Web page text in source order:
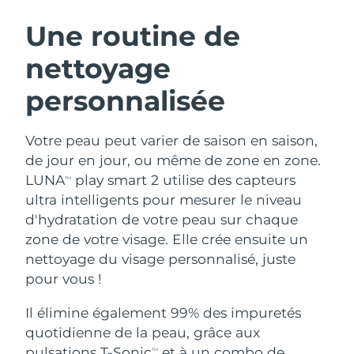
Une routine de
nettoyage
personnalisée
Votre peau peut varier de saison en saison,
de jour en jour, ou même de zone en zone.
LUNATM
play smart 2 utilise des capteurs
ultra intelligents pour mesurer le niveau
d'hydratation de votre peau sur chaque
zone de votre visage. Elle crée ensuite un
nettoyage du visage personnalisé, juste
pour vous !
Il élimine également 99% des impuretés
quotidienne de la peau, grâce aux
TM
Nettoyage du visage
Anti-aging massage
LUNA™ 4 Plus
Massage, LED heating
LUNA™ 4 Men
Lifting
Microcurrent toning
BEAR™ 2 go
Microcurrent toning on-the-go
BEAR™ 2 eyes & lips
Hydratation
UFO™ 3 coffret
Deep facial hydration
Near-infrared and red light therapy
device
Soin bucco-dentaire
issa™ 4
Hybrid silicone sonic toothbrush
Smart hybrid silicone sonic toothbrush
FAQ™ TRAITEMENT ANTI-ÂGE
Anti-âge Traitements LED
Autriche Livraison estimée
Bahreïn
Belgique Livraison estimée
Bermudes Livraison estimée16.08.26
Bosnie-Herzégovine Livraison estimée
Brunei
Bulgarie Livraison estimée 10.08.26
Canada
Chili Livraison estimée14.08.26